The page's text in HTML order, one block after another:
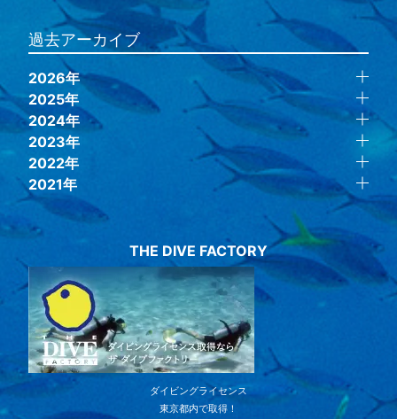
過去アーカイブ
2026年
2025年
2024年
2023年
2022年
2021年
THE DIVE FACTORY
ダイビングライセンス
東京都内で取得！